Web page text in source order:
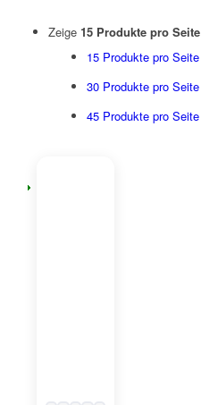
Zeige 15 Produkte pro Seite
15 Produkte pro Seite
30 Produkte pro Seite
45 Produkte pro Seite